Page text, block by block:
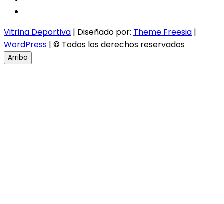
Vitrina Deportiva | Diseñado por: Theme Freesia |
WordPress | © Todos los derechos reservados
Arriba